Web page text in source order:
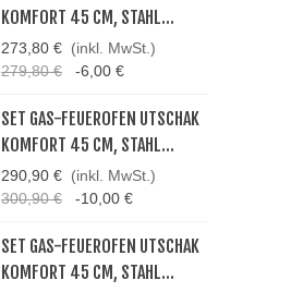
KOMFORT 45 CM, STAHL...
273,80 € (inkl. MwSt.)
279,80 €
-6,00 €
SET GAS-FEUEROFEN UTSCHAK
KOMFORT 45 CM, STAHL...
290,90 € (inkl. MwSt.)
300,90 €
-10,00 €
SET GAS-FEUEROFEN UTSCHAK
KOMFORT 45 CM, STAHL...